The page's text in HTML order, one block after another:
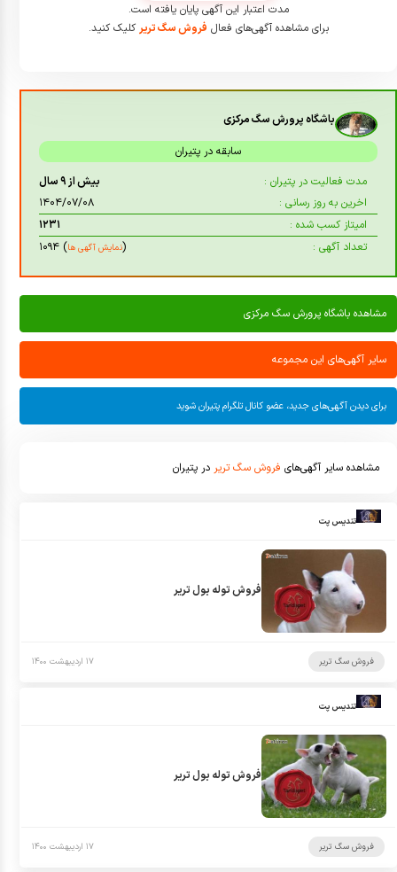
مدت اعتبار این آگهی پایان یافته است.
برای مشاهده آگهی‌های فعال فروش سگ تریر کلیک کنید.
باشگاه پرورش سگ مرکزی
سابقه در پتیران
مدت فعالیت در پتیران :
بیش از ۹ سال
اخرین به روز رسانی :
۱۴۰۴/۰۷/۰۸
امیتاز کسب شده :
۱۲۳۱
تعداد آگهی :
(نمایش آگهی ها) ۱۰۹۴
مشاهده باشگاه پرورش سگ مرکزی
سایر آگهی‌های این مجموعه
برای دیدن آگهی‌های جدید، عضو کانال تلگرام پتیران شوید
مشاهده سایر آگهی‌های فروش سگ تریر در پتیران
تندیس پت
فروش توله بول تریر
فروش سگ تریر ۱۷ اردیبهشت ۱۴۰۰
تندیس پت
فروش توله بول تریر
فروش سگ تریر ۱۷ اردیبهشت ۱۴۰۰